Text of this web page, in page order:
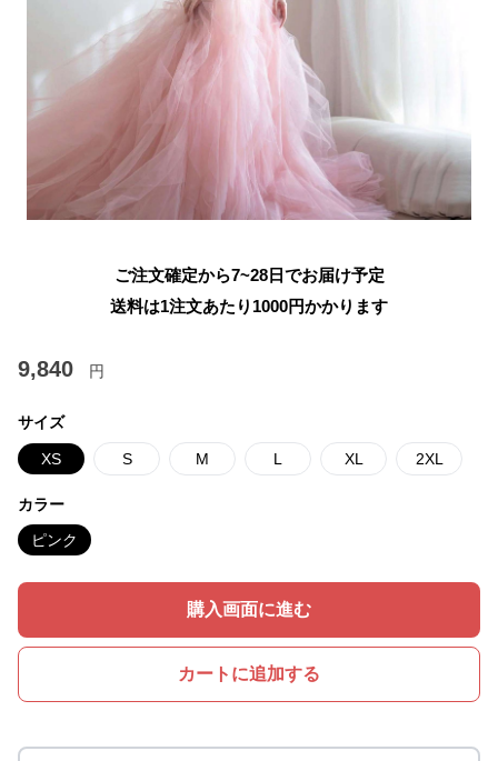
ご注文確定から7~28日でお届け予定
送料は1注文あたり 1000円かかります
9,840 円
サイズ
XS S M L XL 2XL
カラー
ピンク
購入画面に進む
カートに追加する